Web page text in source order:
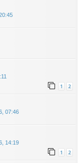
1 2
07:46
14:19
1 2